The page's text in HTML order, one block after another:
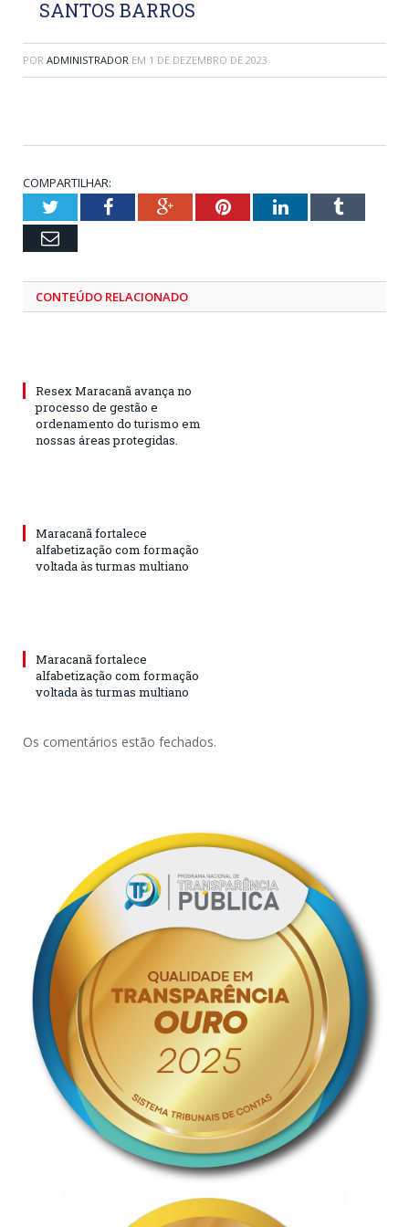
SANTOS BARROS
POR ADMINISTRADOR EM 1 DE DEZEMBRO DE 2023
COMPARTILHAR:
TwitterFacebookGoogle+PinterestLinkedInTumblr
Email
CONTEÚDO RELACIONADO
Resex Maracanã avança no
processo de gestão e
ordenamento do turismo em
nossas áreas protegidas.
Maracanã fortalece
alfabetização com formação
voltada às turmas multiano
Maracanã fortalece
alfabetização com formação
voltada às turmas multiano
Os comentários estão fechados.